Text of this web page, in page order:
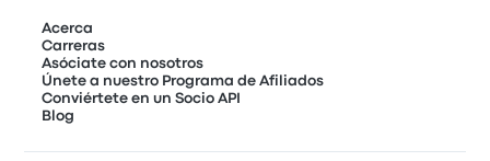
Acerca
Carreras
Asóciate con nosotros
Únete a nuestro Programa de Afiliados
Conviértete en un Socio API
Blog